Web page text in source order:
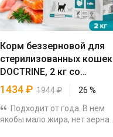
Корм беззерновой для
стерилизованных кошек
DOCTRINE, 2 кг со
вкусом индейки и
1434₽ 1944₽ 26 %
Подходит от года. В нем
якобы мало жира, нет зерна,